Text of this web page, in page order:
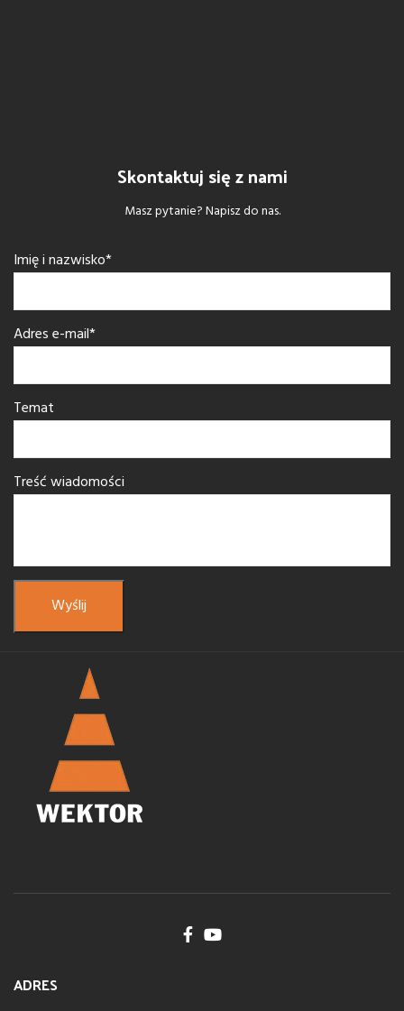
Skontaktuj się z nami
Masz pytanie? Napisz do nas.
Imię i nazwisko*
Adres e-mail*
Temat
Treść wiadomości
ADRES